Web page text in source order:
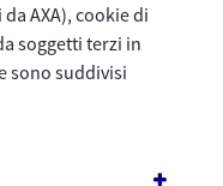
AXA), cookie di
soggetti terzi in
sono suddivisi